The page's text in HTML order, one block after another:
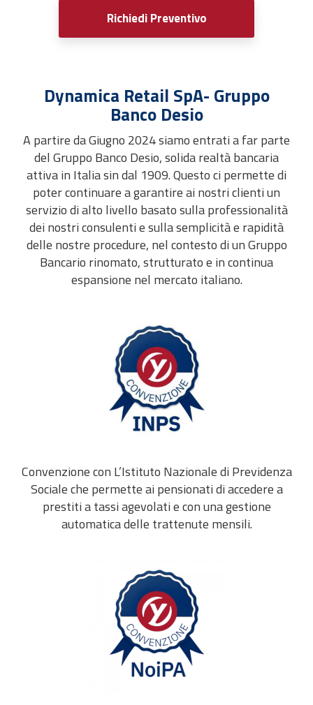
Richiedi Preventivo
Dynamica Retail SpA- Gruppo
Banco Desio
A partire da Giugno 2024 siamo entrati a far parte
del Gruppo Banco Desio, solida realtà bancaria
attiva in Italia sin dal 1909. Questo ci permette di
poter continuare a garantire ai nostri clienti un
servizio di alto livello basato sulla professionalità
dei nostri consulenti e sulla semplicità e rapidità
delle nostre procedure, nel contesto di un Gruppo
Bancario rinomato, strutturato e in continua
espansione nel mercato italiano.
Convenzione con L’Istituto Nazionale di Previdenza
Sociale che permette ai pensionati di accedere a
prestiti a tassi agevolati e con una gestione
automatica delle trattenute mensili.